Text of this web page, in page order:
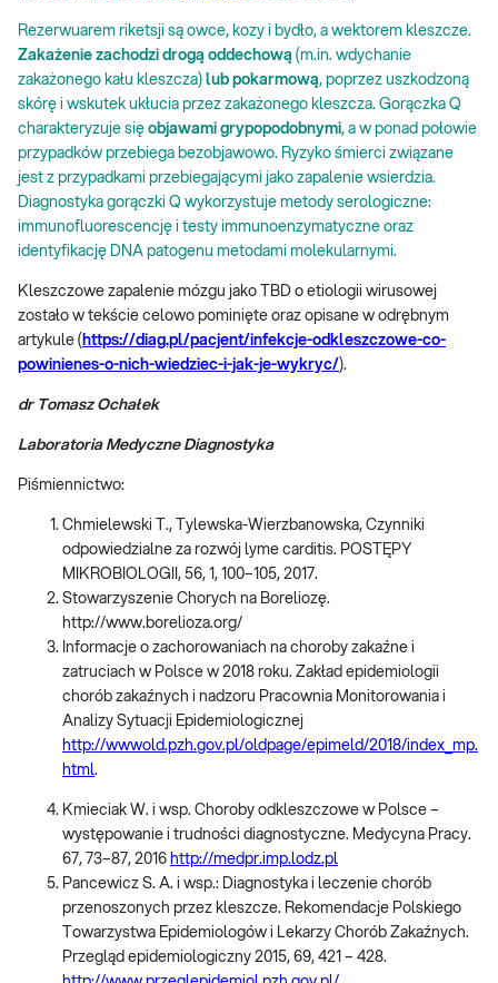
Rezerwuarem riketsji są owce, kozy i bydło, a wektorem kleszcze.
Zakażenie zachodzi drogą oddechową (m.in. wdychanie
zakażonego kału kleszcza) lub pokarmową, poprzez uszkodzoną
skórę i wskutek ukłucia przez zakażonego kleszcza. Gorączka Q
charakteryzuje się objawami grypopodobnymi, a w ponad połowie
przypadków przebiega bezobjawowo. Ryzyko śmierci związane
jest z przypadkami przebiegającymi jako zapalenie wsierdzia.
Diagnostyka gorączki Q wykorzystuje metody serologiczne:
immunofluorescencję i testy immunoenzymatyczne oraz
identyfikację DNA patogenu metodami molekularnymi.
Kleszczowe zapalenie mózgu jako TBD o etiologii wirusowej
zostało w tekście celowo pominięte oraz opisane w odrębnym
artykule ( https://diag.pl/pacjent/infekcje-odkleszczowe-co-
powinienes-o-nich-wiedziec-i-jak-je-wykryc/).
dr Tomasz Ochałek
Laboratoria Medyczne Diagnostyka
Piśmiennictwo:
Chmielewski T., Tylewska-Wierzbanowska, Czynniki
odpowiedzialne za rozwój lyme carditis. POSTĘPY
MIKROBIOLOGII, 56, 1, 100–105, 2017.
Stowarzyszenie Chorych na Boreliozę.
http://www.borelioza.org/
Informacje o zachorowaniach na choroby zakaźne i
zatruciach w Polsce w 2018 roku. Zakład epidemiologii
chorób zakaźnych i nadzoru Pracownia Monitorowania i
Analizy Sytuacji Epidemiologicznej
http://wwwold.pzh.gov.pl/oldpage/epimeld/2018/index_mp.
html.
Kmieciak W. i wsp. Choroby odkleszczowe w Polsce –
występowanie i trudności diagnostyczne. Medycyna Pracy.
67, 73–87, 2016 http://medpr.imp.lodz.pl
Pancewicz S. A. i wsp.: Diagnostyka i leczenie chorób
przenoszonych przez kleszcze. Rekomendacje Polskiego
Towarzystwa Epidemiologów i Lekarzy Chorób Zakaźnych.
Przegląd epidemiologiczny 2015, 69, 421 – 428.